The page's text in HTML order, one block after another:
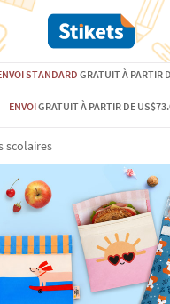
STANDARD GRATUITÀ PARTIR
ENVOIGRATUITÀ PARTIR DE
scolaires